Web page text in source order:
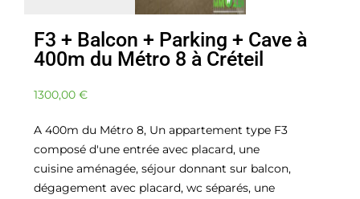
F3 + Balcon + Parking + Cave à
400m du Métro 8 à Créteil
1300,00 €
A 400m du Métro 8, Un appartement type F3
composé d'une entrée avec placard, une
cuisine aménagée, séjour donnant sur balcon,
dégagement avec placard, wc séparés, une